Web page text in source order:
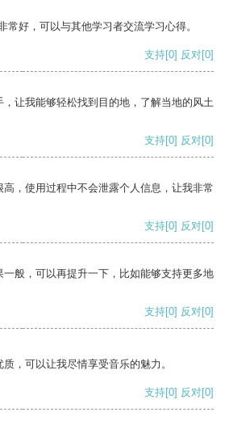
常好，可以与其他学习者交流学习心得。
支持[0] 反对[0]
让我能够轻松找到目的地，了解当地的风土
支持[0] 反对[0]
，使用过程中不会泄露个人信息，让我非常
支持[0] 反对[0]
般，可以再提升一下，比如能够支持更多地
支持[0] 反对[0]
，可以让我尽情享受音乐的魅力。
支持[0] 反对[0]